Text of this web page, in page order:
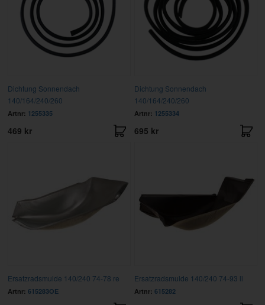
Dichtung Sonnendach
140/164/240/260
Artnr: 1255335
469 kr
Dichtung Sonnendach
140/164/240/260
Artnr: 1255334
695 kr
Ersatzradsmulde 140/240 74-78 re
Artnr: 615283OE
Ersatzradsmulde 140/240 74-93 li
Artnr: 615282